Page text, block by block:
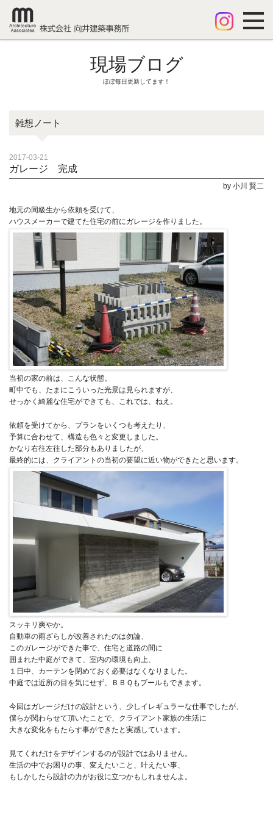
現場ブログ
ほぼ毎日更新してます！
雑想ノート
2017-03-21
ガレージ 完成
by 小川 賢二
地元の同級生から依頼を受けて、
ハウスメーカーで建てた住宅の前にガレージを作りました。
当初の家の前は、こんな状態。
町中でも、たまにこういった光景は見られますが、
せっかく綺麗な住宅ができても、これでは、ねえ。
依頼を受けてから、プランをいくつも考えたり、
予算に合わせて、構造も色々と変更しました。
かなり右往左往した部分もありましたが、
最終的には、クライアントの当初の要望に近い物ができたと思います。
スッキリ爽やか。
自動車の雨ざらしが改善されたのは勿論、
このガレージができた事で、住宅と道路の間に
囲まれた中庭ができて、室内の環境も向上、
１日中、カーテンを閉めておく必要はなくなりました。
中庭では近所の目を気にせず、ＢＢＱもプールもできます。
今回はガレージだけの設計という、少しイレギュラーな仕事でしたが、
僕らが関わらせて頂いたことで、クライアント家族の生活に
大きな変化をもたらす事ができたと実感しています。
見てくれだけをデザインするのが設計ではありません。
生活の中でお困りの事、変えたいこと、叶えたい事、
もしかしたら設計の力がお役に立つかもしれませんよ。